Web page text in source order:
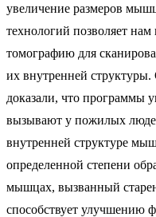
увеличение размеров
технологий позволяет нам
томографию для
их внутренней
доказали, что программы
вызывают у пожилых
внутренней структуре
определенной степени
мышцах, вызванный
способствует улучшению